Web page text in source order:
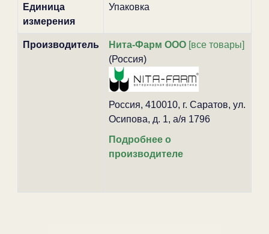
Единица
измерения
Упаковка
Производитель Нита-Фарм ООО[все товары]
(Россия)
Россия, 410010, г. Саратов, ул.
Осипова, д. 1, а/я 1796
Подробнее о
производителе